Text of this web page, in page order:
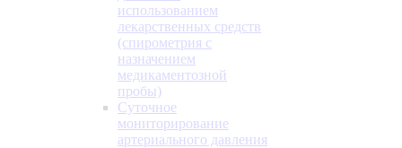
использованием
лекарственных средств
(спирометрия с
назначением
медикаментозной
пробы)
Суточное
мониторирование
артериального давления